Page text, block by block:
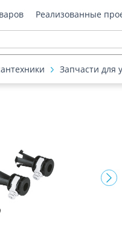
Реализованные
Запчасти для